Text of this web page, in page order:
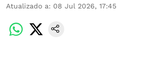
Atualizado a: 08 Jul 2026, 17:45